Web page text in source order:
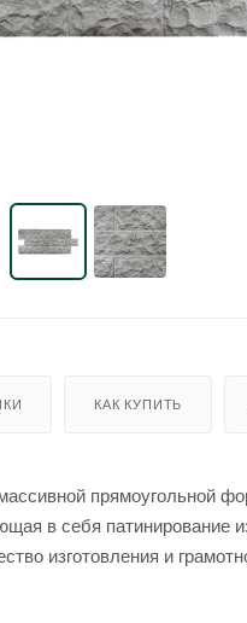
КАК КУПИТЬ
прямоугольной
в себя патинирование
изготовления и